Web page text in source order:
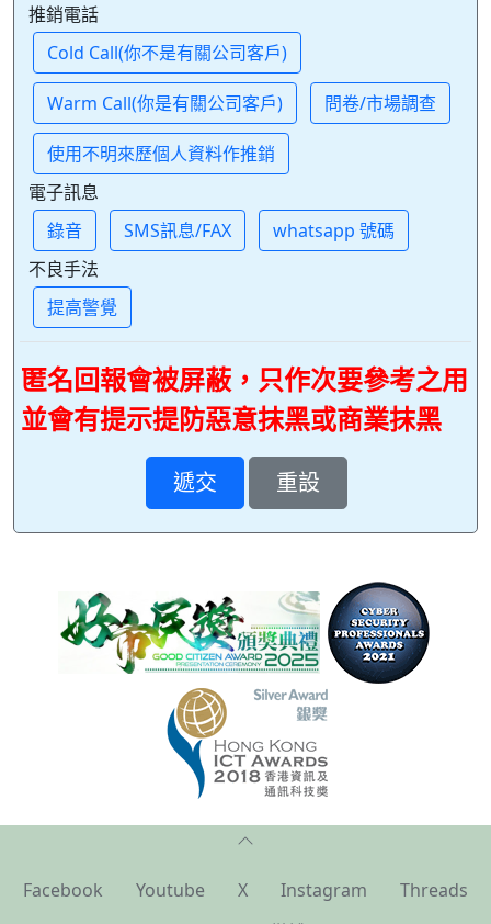
推銷電話
Cold Call(你不是有關公司客戶)
Warm Call(你是有關公司客戶) 問卷/市場調查
使用不明來歷個人資料作推銷
電子訊息
錄音
SMS訊息/FAX
whatsapp 號碼
不良手法
提高警覺
匿名回報會被屏蔽，只作次要參考之用
並會有提示提防惡意抹黑或商業抹黑
Facebook Youtube X Instagram
Threads